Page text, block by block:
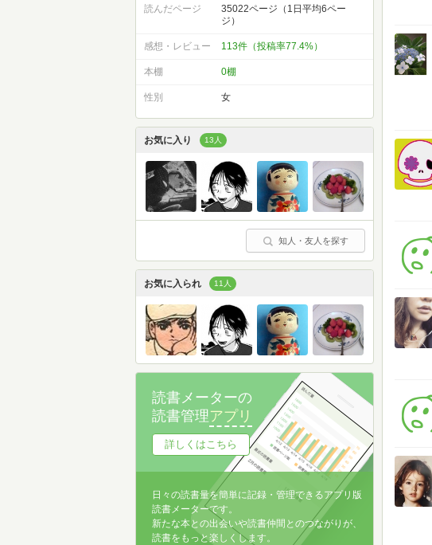
読んだページ
35022ページ（1日平均6ペー
ジ）
感想・レビュー 113件（投稿率77.4%）
本棚 0棚
性別 女
お気に入り 13人
知人・友人を探す
お気に入られ 11人
読書メーターの
読書管理アプリ
詳しくはこちら
日々の読書量を簡単に記録・管理できるアプリ版
読書メーターです。
新たな本との出会いや読書仲間とのつながりが、
読書をもっと楽しくします。